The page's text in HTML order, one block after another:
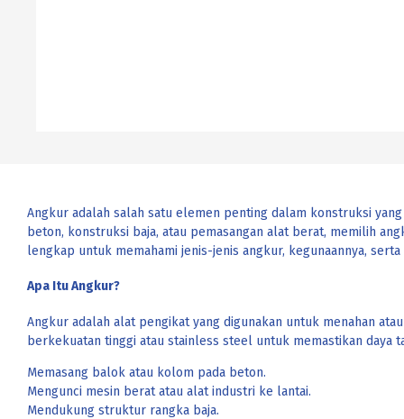
Angkur adalah salah satu elemen penting dalam konstruksi
beton, konstruksi baja, atau pemasangan alat berat, memilih
lengkap untuk memahami jenis-jenis angkur, kegunaannya,
Apa Itu Angkur?
Angkur adalah alat pengikat yang digunakan untuk menahan
berkekuatan tinggi atau stainless steel untuk memastikan daya
Memasang balok atau kolom pada beton.
Mengunci mesin berat atau alat industri ke lantai.
Mendukung struktur rangka baja.